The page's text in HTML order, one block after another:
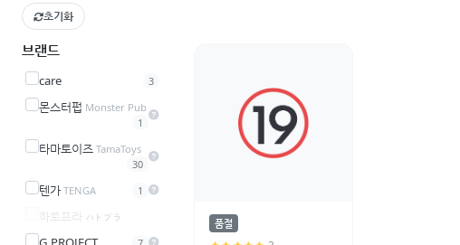
초기화
브랜드
care 3
몬스터펍 Monster Pub
1
타마토이즈 TamaToys
30
텐가 TENGA 1
하토프라 ハトプラ 품절